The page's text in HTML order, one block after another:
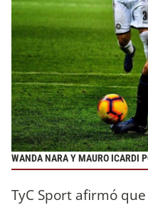
WANDA NARA Y MAURO ICARDI
TyC Sport afirmó